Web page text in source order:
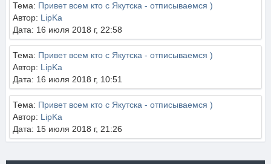
Тема: Привет всем кто с Якутска - отписываемся )
Автор: LipKa
Дата: 16 июля 2018 г, 22:58
Тема: Привет всем кто с Якутска - отписываемся )
Автор: LipKa
Дата: 16 июля 2018 г, 10:51
Тема: Привет всем кто с Якутска - отписываемся )
Автор: LipKa
Дата: 15 июля 2018 г, 21:26